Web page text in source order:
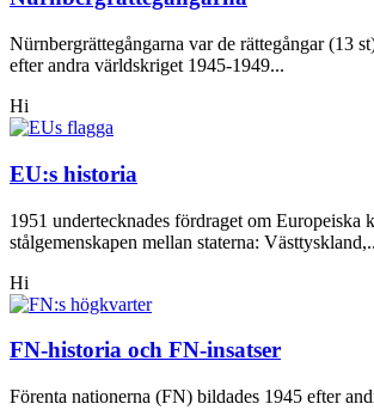
Nürnbergrättegångarna var de rättegångar (13
efter andra världskriget 1945-1949...
Hi
EU:s historia
1951 undertecknades fördraget om Europeiska
stålgemenskapen mellan staterna:
Hi
FN-historia och FN-insatser
Förenta nationerna (FN) bildades 1945 efter